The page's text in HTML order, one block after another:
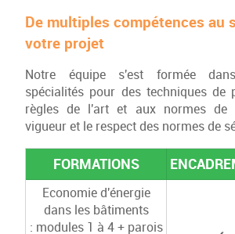
De multiples compétences au
votre projet
Notre équipe s'est formée
spécialités pour des techniques de
règles de l'art et aux normes de
vigueur et le respect des normes de
FORMATIONS
Economie d'énergie
dans les bâtiments
: modules 1 à 4 + parois